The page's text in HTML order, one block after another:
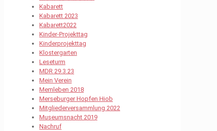
Kabarett
Kabarett 2023
Kabarett2022
Kinder-Projekttag
Kinderprojekttag
Klostergarten
Leseturm
MDR 29.3.23
Mein Verein
Memleben 2018
Merseburger Hopfen Hiob
Mitgliederversammlung 2022
Museumsnacht 2019
Nachruf